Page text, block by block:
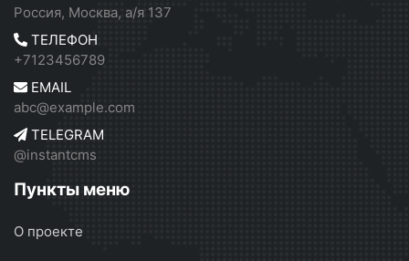
Россия, Москва, а/я 137
ТЕЛЕФОН
+7123456789
EMAIL
abc@example.com
TELEGRAM
@instantcms
Пункты меню
О проекте